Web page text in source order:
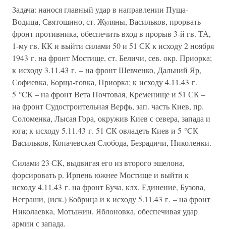
Задача: нанося главный удар в направлении Пуща-
Водица, Святошино, ст. Жуляны, Васильков, прорвать
фронт противника, обеспечить вход в прорыв 3-й гв. ТА,
1-му гв. КК и выйти силами 50 и 51 СК к исходу 2 ноября
1943 г. на фронт Мостище, ст. Беличи, сев. окр. Приорка;
к исходу 3.11.43 г. – на фронт Шевченко, Дальний Яр,
Софиевка, Борща-говка, Приорка; к исходу 4.11.43 г.
5 °CК – на фронт Вета Почтовая, Кременище и 51 СК –
на фронт Судостроительная Верфь, зап. часть Киев, пр.
Соломенка, Лысая Гора, окружив Киев с севера, запада и
юга; к исходу 5.11.43 г. 51 СК овладеть Киев и 5 °CК
Васильков, Копачевская Слобода, Безрадичи, Николенки.
Силами 23 СК, выдвигая его из второго эшелона,
форсировать р. Ирпень южнее Мостище и выйти к
исходу 4.11.43 г. на фронт Буча, клх. Единение, Бузова,
Неграши, (иск.) Бобрица и к исходу 5.11.43 г. – на фронт
Николаевка, Мотыжин, Яблоновка, обеспечивая удар
армии с запада.